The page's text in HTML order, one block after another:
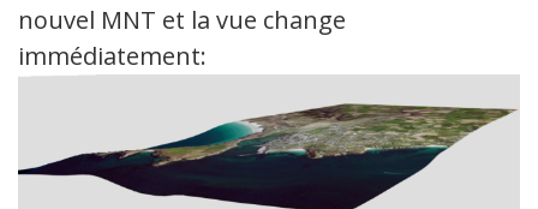
nouvel MNT et la vue change
immédiatement: